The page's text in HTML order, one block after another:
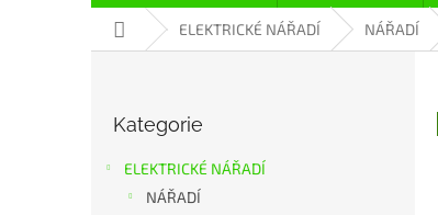
Domů ELEKTRICKÉ NÁŘADÍ NÁŘADÍ
kategorie
Kategorie
ELEKTRICKÉ NÁŘADÍ
NÁŘADÍ